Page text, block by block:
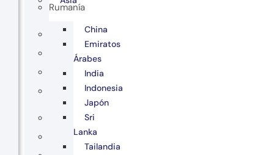
Rumanía
China
Emiratos
Árabes
India
Indonesia
Japón
Sri
Lanka
Tailandia